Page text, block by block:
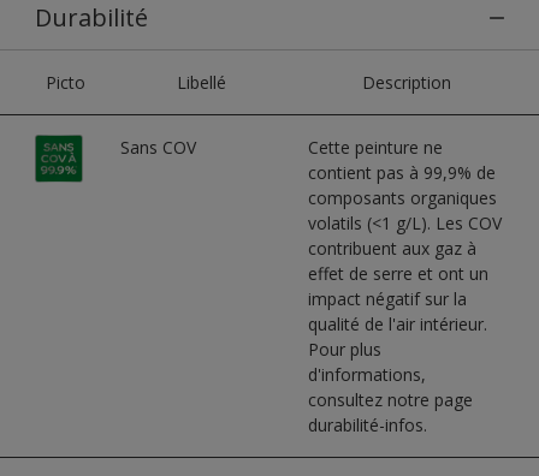
Durabilité
Picto Libellé Description
Sans COV
Cette peinture ne
contient pas à 99,9% de
composants organiques
volatils (<1 g/L). Les COV
contribuent aux gaz à
effet de serre et ont un
impact négatif sur la
qualité de l'air intérieur.
Pour plus
d'informations,
consultez notre page
durabilité-infos.